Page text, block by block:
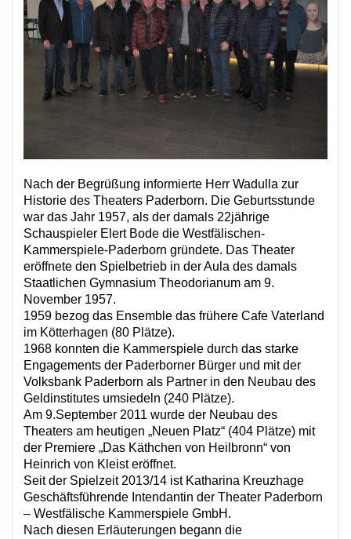
Nach der Begrüßung informierte Herr Wadulla zur
Historie des Theaters Paderborn. Die Geburtsstunde
war das Jahr 1957, als der damals 22jährige
Schauspieler Elert Bode die Westfälischen-
Kammerspiele-Paderborn gründete. Das Theater
eröffnete den Spielbetrieb in der Aula des damals
Staatlichen Gymnasium Theodorianum am 9.
November 1957.
1959 bezog das Ensemble das frühere Cafe Vaterland
im Kötterhagen (80 Plätze).
1968 konnten die Kammerspiele durch das starke
Engagements der Paderborner Bürger und mit der
Volksbank Paderborn als Partner in den Neubau des
Geldinstitutes umsiedeln (240 Plätze).
Am 9.September 2011 wurde der Neubau des
Theaters am heutigen „Neuen Platz“ (404 Plätze) mit
der Premiere „Das Käthchen von Heilbronn“ von
Heinrich von Kleist eröffnet.
Seit der Spielzeit 2013/14 ist Katharina Kreuzhage
Geschäftsführende Intendantin der Theater Paderborn
– Westfälische Kammerspiele GmbH.
Nach diesen Erläuterungen begann die